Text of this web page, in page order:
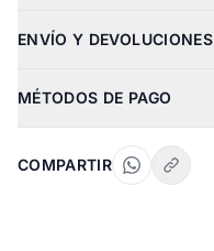
ENVÍO Y DEVOLUCIONES
MÉTODOS DE PAGO
COMPARTIR